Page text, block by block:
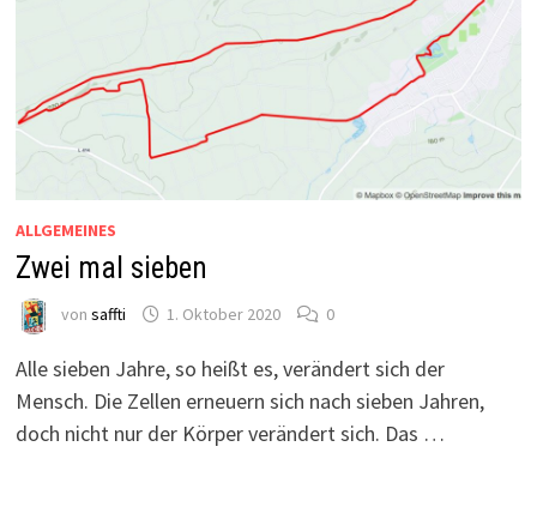
ALLGEMEINES
Zwei mal sieben
von saffti 1. Oktober 2020 0
Alle sieben Jahre, so heißt es, verändert sich der
Mensch. Die Zellen erneuern sich nach sieben Jahren,
doch nicht nur der Körper verändert sich. Das …